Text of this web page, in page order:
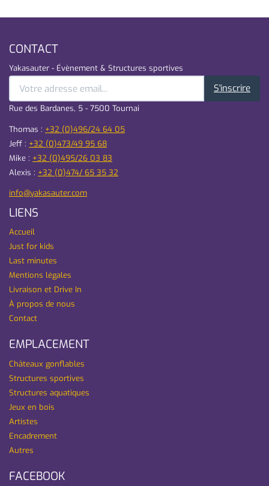
CONTACT
Yakasauter - Évènement & Structures sportives
S'inscrire
Rue des Bardanes, 5 - 7500 Tournai
Thomas : +32 (0)496/24 64 05
Jeff : +32 (0)473/49 95 68
Mike : +32 (0)495/26 03 83
Alexis : +32 (0)474/ 65 35 32
info@yakasauter.com
LIENS
Accueil
Just for kids
Last minutes
Mentions légales
Livraison et Drive In
À propos de nous
Contact
EMPLACEMENT
Châteaux gonflables
Structures sportives
Structures aquatiques
Jeux en bois
Artistes
Encadrement
Autres
FACEBOOK